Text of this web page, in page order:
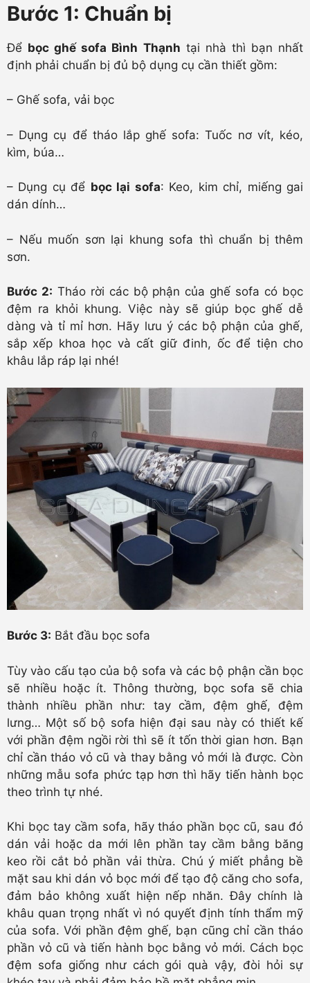
Bước 1: Chuẩn bị
Để bọc ghế sofa Bình Thạnh tại nhà thì bạn nhất
định phải chuẩn bị đủ bộ dụng cụ cần thiết gồm:
– Ghế sofa, vải bọc
– Dụng cụ để tháo lắp ghế sofa: Tuốc nơ vít, kéo,
kìm, búa…
– Dụng cụ để bọc lại sofa: Keo, kim chỉ, miếng gai
dán dính…
– Nếu muốn sơn lại khung sofa thì chuẩn bị thêm
sơn.
Bước 2: Tháo rời các bộ phận của ghế sofa có bọc
đệm ra khỏi khung. Việc này sẽ giúp bọc ghế dễ
dàng và tỉ mỉ hơn. Hãy lưu ý các bộ phận của ghế,
sắp xếp khoa học và cất giữ đinh, ốc để tiện cho
khâu lắp ráp lại nhé!
Bước 3: Bắt đầu bọc sofa
Tùy vào cấu tạo của bộ sofa và các bộ phận cần bọc
sẽ nhiều hoặc ít. Thông thường, bọc sofa sẽ chia
thành nhiều phần như: tay cầm, đệm ghế, đệm
lưng… Một số bộ sofa hiện đại sau này có thiết kế
với phần đệm ngồi rời thì sẽ ít tốn thời gian hơn. Bạn
chỉ cần tháo vỏ cũ và thay bằng vỏ mới là được. Còn
những mẫu sofa phức tạp hơn thì hãy tiến hành bọc
theo trình tự nhé.
Khi bọc tay cầm sofa, hãy tháo phần bọc cũ, sau đó
dán vải hoặc da mới lên phần tay cầm bằng băng
keo rồi cắt bỏ phần vải thừa. Chú ý miết phẳng bề
mặt sau khi dán vỏ bọc mới để tạo độ căng cho sofa,
đảm bảo không xuất hiện nếp nhăn. Đây chính là
khâu quan trọng nhất vì nó quyết định tính thẩm mỹ
của sofa. Với phần đệm ghế, bạn cũng chỉ cần tháo
phần vỏ cũ và tiến hành bọc bằng vỏ mới. Cách bọc
đệm sofa giống như cách gói quà vậy, đòi hỏi sự